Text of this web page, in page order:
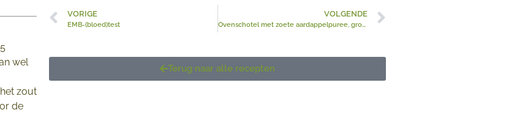
wel
zout
de
VORIGE
EMB-(bloed)test
VOLGENDE
Ovenschotel met zoete aardappelpuree, groenten en gehakt
Terug naar alle recepten